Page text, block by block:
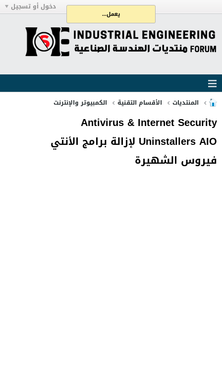
دخول أو تسجيل
المنتديات الأقسام التقنية الكمبيوتر والإنترنت
Antivirus & Internet Security
Uninstallers AIO لإزالة برامج الأنتي
فيروس الشهيرة
يعمل...